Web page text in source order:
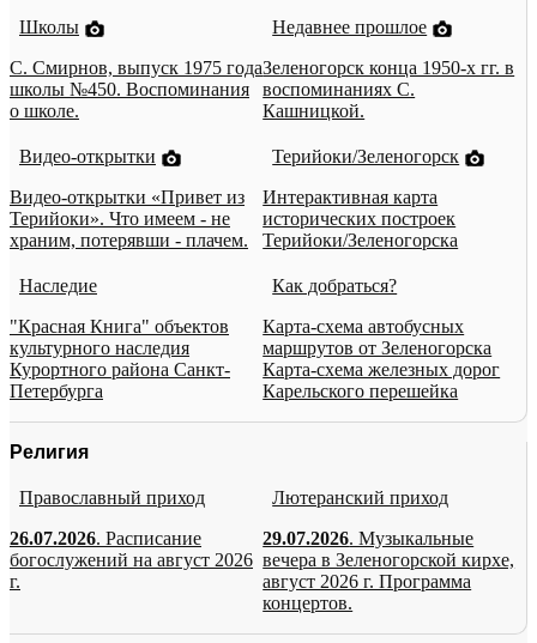
Школы
С. Смирнов, выпуск 1975 года
школы №450. Воспоминания
о школе.
Недавнее прошлое
Зеленогорск конца 1950-х гг. в
воспоминаниях С.
Кашницкой.
Видео-открытки
Видео-открытки «Привет из
Терийоки». Что имеем - не
храним, потерявши - плачем.
Терийоки/Зеленогорск
Интерактивная карта
исторических построек
Терийоки/Зеленогорска
Наследие
"Красная Книга" объектов
культурного наследия
Курортного района Санкт-
Петербурга
Как добраться?
Карта-схема автобусных
маршрутов от Зеленогорска
Карта-схема железных дорог
Карельского перешейка
Религия
Православный приход
26.07.2026. Расписание
богослужений на август 2026
г.
Лютеранский приход
29.07.2026. Музыкальные
вечера в Зеленогорской кирхе,
август 2026 г. Программа
концертов.